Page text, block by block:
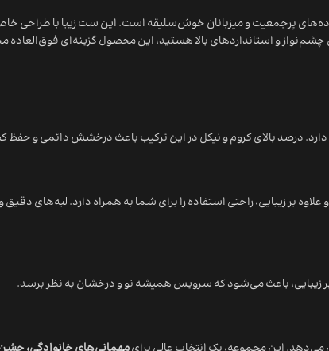
پرجمعیت و میزبانان خوش‌سلیقه است. این ست زیبا با طراحی
چشم‌نواز و استانداردهای بالا هستید، این محصول گزینه‌ای
دارد. درصد بالای کروم و نیکل در این ترکیب باعث درخشش دائمی و
علاوه بر زیبایی، راحتی استفاده را برای شما به همراه دارد. لبه‌های
زیبایی، باعث می‌شود که سرویس همیشه نو و درخشان به نظر برسد.